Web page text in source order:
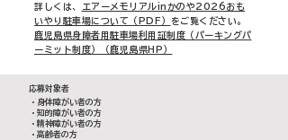
詳しくは、
エアーメモリアルinかのや2026おも
いやり駐車場について（PDF） をご覧ください。
鹿児島県身障者用駐車場利用証制度（パーキングパ
ーミット制度）（鹿児島県HP）
​応募対象者
・身体障がい者の方
・知的障がい者の方
・精神障がい者の方
・高齢者の方